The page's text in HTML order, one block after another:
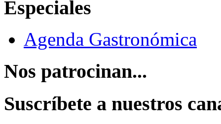
Especiales
Agenda Gastronómica
Nos patrocinan...
Suscríbete a nuestros